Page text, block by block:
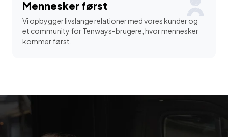
Mennesker først
Vi opbygger livslange relationer med vores kunder og
et community for Tenways-brugere, hvor mennesker
kommer først.